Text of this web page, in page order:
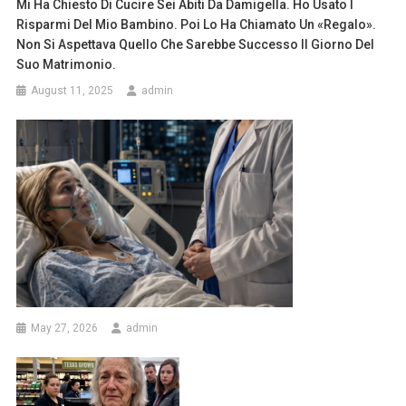
Mi Ha Chiesto Di Cucire Sei Abiti Da Damigella. Ho Usato I
Risparmi Del Mio Bambino. Poi Lo Ha Chiamato Un «regalo».
Non Si Aspettava Quello Che Sarebbe Successo Il Giorno Del
Suo Matrimonio.
August 11, 2025 admin
May 27, 2026 admin